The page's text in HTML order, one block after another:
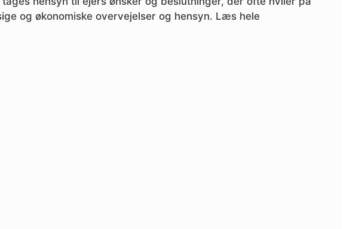
og økonomiske overvejelser og hensyn. Læs hele